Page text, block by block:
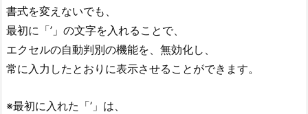
書式を変えないでも、
最初に「’」の文字を入れることで、
エクセルの自動判別の機能を、無効化し、
常に入力したとおりに表示させることができます。
※最初に入れた「’」は、